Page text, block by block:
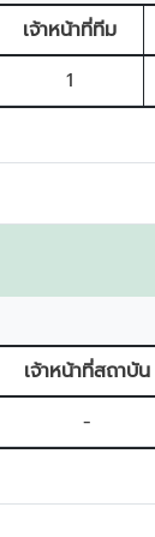
เจ้าหน้าที่ทีม
1
เจ้าหน้าที่สถาบัน
-